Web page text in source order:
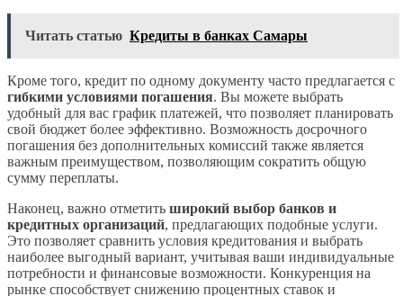
Читать статью Кредиты в банках Самары
Кроме того, кредит по одному документу часто предлагается с
гибкими условиями погашения. Вы можете выбрать
удобный для вас график платежей, что позволяет планировать
свой бюджет более эффективно. Возможность досрочного
погашения без дополнительных комиссий также является
важным преимуществом, позволяющим сократить общую
сумму переплаты.
Наконец, важно отметить широкий выбор банков и
кредитных организаций, предлагающих подобные услуги.
Это позволяет сравнить условия кредитования и выбрать
наиболее выгодный вариант, учитывая ваши индивидуальные
потребности и финансовые возможности. Конкуренция на
рынке способствует снижению процентных ставок и